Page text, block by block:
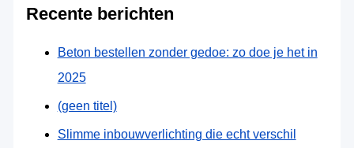
Recente berichten
Beton bestellen zonder gedoe: zo doe je het in
2025
(geen titel)
Slimme inbouwverlichting die echt verschil